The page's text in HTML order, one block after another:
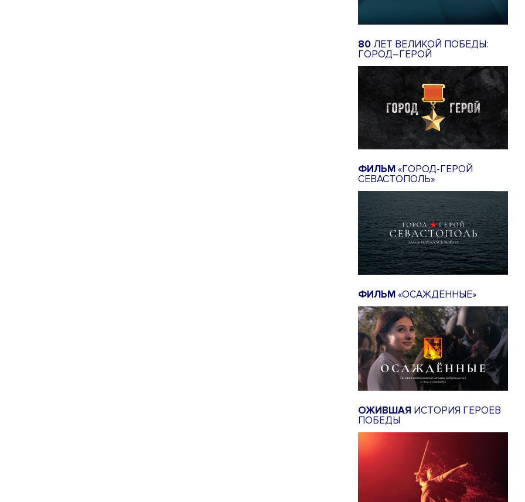
80 ЛЕТ ВЕЛИКОЙ ПОБЕДЫ:
ГОРОД–ГЕРОЙ
ФИЛЬМ«ГОРОД-ГЕРОЙ
СЕВАСТОПОЛЬ»
ФИЛЬМ«ОСАЖДЁННЫЕ»
ОЖИВШАЯ ИСТОРИЯ ГЕРОЕВ
ПОБЕДЫ